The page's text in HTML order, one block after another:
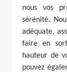
nous vos
sérénité.
adéquate,
faire en
hauteur de
pouvez